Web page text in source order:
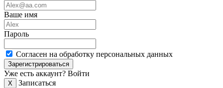
Ваше имя
Пароль
Согласен на обработку персональных данных
Зарегистрироваться
Уже есть аккаунт? Войти
X
Записаться